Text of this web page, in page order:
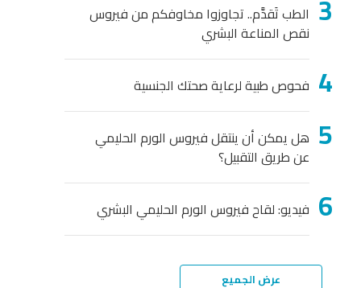
الطب تَقدَّم.. تجاوزوا مخاوفكم من فيروس
نقص المناعة البشري
فحوص طبية لرعاية صحتك الجنسية
هل يمكن أن ينتقل فيروس الورم الحليمي
عن طريق التقبيل؟
فيديو: لقاح فيروس الورم الحليمي البشري
عرض الجميع